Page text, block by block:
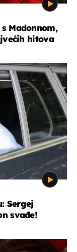
Madonnom,
hitova
Sergej
svađe!